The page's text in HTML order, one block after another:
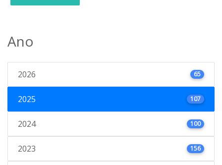
Ano
2026 65
2025 107
2024 100
2023 156